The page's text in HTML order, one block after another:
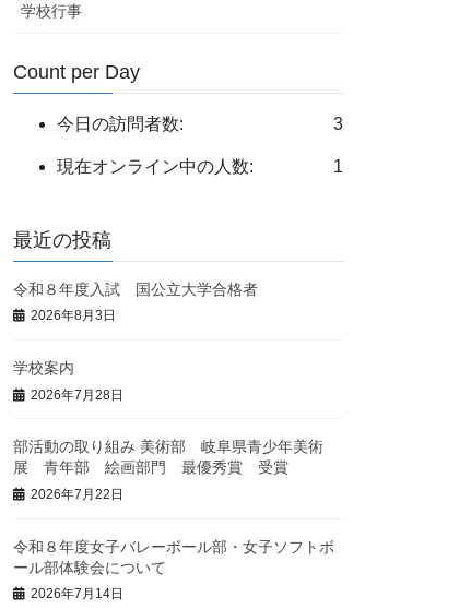
学校行事
Count per Day
3
今日の訪問者数:
1
現在オンライン中の人数:
最近の投稿
令和８年度入試 国公立大学合格者
2026年8月3日
学校案内
2026年7月28日
部活動の取り組み 美術部 岐阜県青少年美術
展 青年部 絵画部門 最優秀賞 受賞
2026年7月22日
令和８年度女子バレーボール部・女子ソフトボ
ール部体験会について
2026年7月14日